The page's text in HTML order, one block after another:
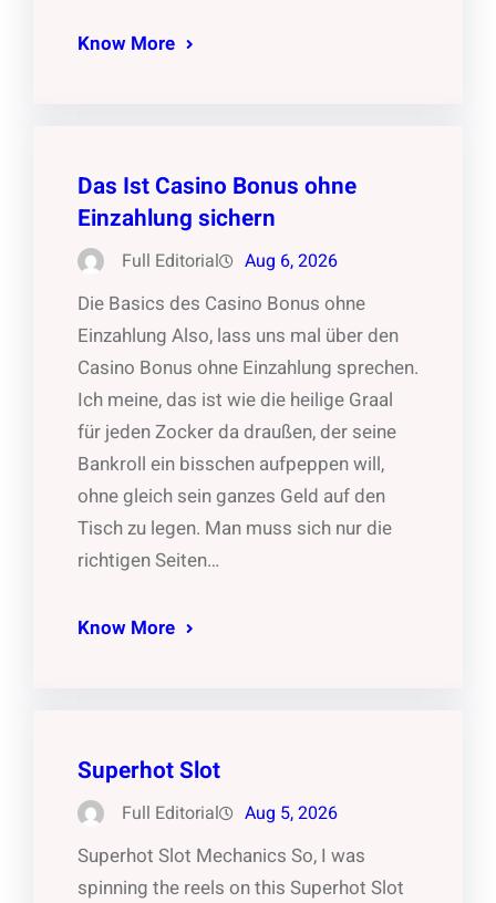
Know More
Das Ist Casino Bonus ohne
Einzahlung sichern
Full Editorial Aug 6, 2026
Die Basics des Casino Bonus ohne
Einzahlung Also, lass uns mal über den
Casino Bonus ohne Einzahlung sprechen.
Ich meine, das ist wie die heilige Graal
für jeden Zocker da draußen, der seine
Bankroll ein bisschen aufpeppen will,
ohne gleich sein ganzes Geld auf den
Tisch zu legen. Man muss sich nur die
richtigen Seiten…
Know More
Superhot Slot
Full Editorial Aug 5, 2026
Superhot Slot Mechanics So, I was
spinning the reels on this Superhot Slot